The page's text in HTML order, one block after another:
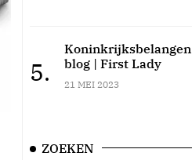
5.
Koninkrijksbelangen
blog | First Lady
21 MEI 2023
ZOEKEN